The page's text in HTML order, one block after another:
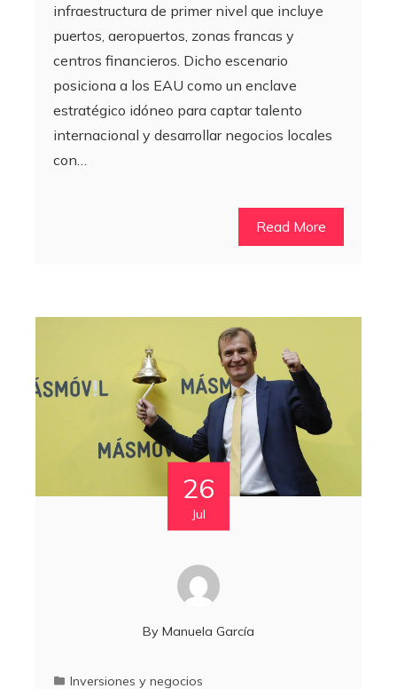
infraestructura de primer nivel que incluye
puertos, aeropuertos, zonas francas y
centros financieros. Dicho escenario
posiciona a los EAU como un enclave
estratégico idóneo para captar talento
internacional y desarrollar negocios locales
con…
Read More
26
Jul
By Manuela García
Inversiones y negocios